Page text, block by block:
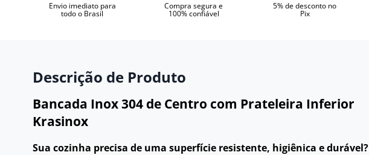
Envio imediato para
todo o Brasil
Compra segura e
100% confiável
5% de desconto no
Pix
Descrição de Produto
Bancada Inox 304 de Centro com Prateleira Inferior
Krasinox
Sua cozinha precisa de uma superfície resistente, higiênica e durável?